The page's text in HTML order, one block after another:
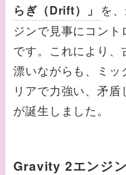
らぎ（Drift）」 を
ジンで見事にコン
です。これにより
漂いながらも、ミッ
リアで力強い、矛
が誕生しました。
Gravity 2エンジ